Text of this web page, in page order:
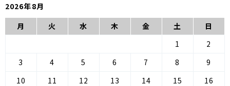
2026年8月
月
火 水 木 金 土
日
1
2
3
4 5 6 7 8
9
10
11 12 13 14 15
16